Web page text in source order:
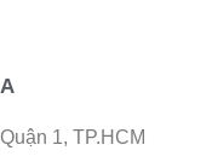
1, TP.HCM